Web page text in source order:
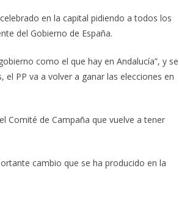
en la capital pidiendo a todos los
del Gobierno de España.
como el que hay en Andalucía”, y se
PP va a volver a ganar las elecciones en
Comité de Campaña que vuelve a tener
cambio que se ha producido en la